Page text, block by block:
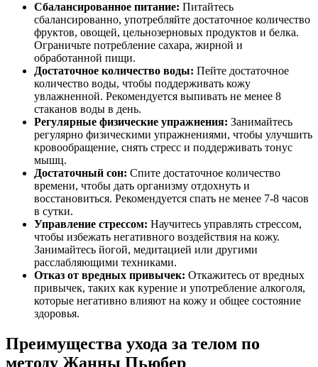
Сбалансированное питание: Питайтесь
сбалансированно, употребляйте достаточное количество
фруктов, овощей, цельнозерновых продуктов и белка.
Ограничьте потребление сахара, жирной и
обработанной пищи.
Достаточное количество воды: Пейте достаточное
количество воды, чтобы поддерживать кожу
увлажненной. Рекомендуется выпивать не менее 8
стаканов воды в день.
Регулярные физические упражнения: Занимайтесь
регулярно физическими упражнениями, чтобы улучшить
кровообращение, снять стресс и поддерживать тонус
мышц.
Достаточный сон: Спите достаточное количество
времени, чтобы дать организму отдохнуть и
восстановиться. Рекомендуется спать не менее 7-8 часов
в сутки.
Управление стрессом: Научитесь управлять стрессом,
чтобы избежать негативного воздействия на кожу.
Занимайтесь йогой, медитацией или другими
расслабляющими техниками.
Отказ от вредных привычек: Откажитесь от вредных
привычек, таких как курение и употребление алкоголя,
которые негативно влияют на кожу и общее состояние
здоровья.
Преимущества ухода за телом по
методу Жанны Пьюбер